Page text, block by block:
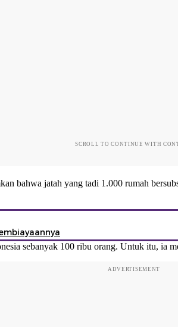
SCROLL TO CONTINUE WITH
bahwa jatah yang tadi 1.000 rumah
sebanyak 100 ribu orang. Untuk itu, ia
ADVERTISEMENT